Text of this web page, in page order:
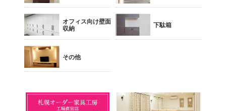
オフィス向け壁面
収納
下駄箱
その他